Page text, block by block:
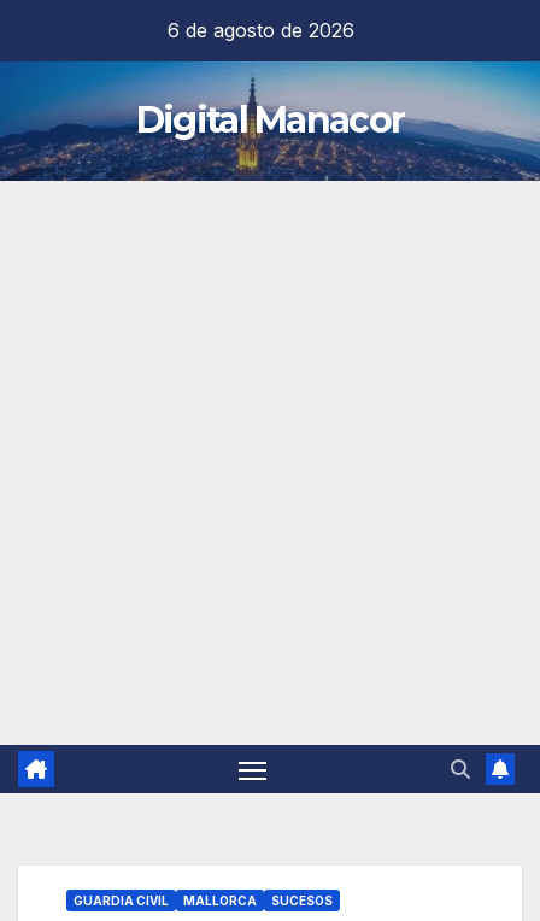
contenido
6 de agosto de 2026
Digital Manacor
GUARDIA CIVIL MALLORCA SUCESOS